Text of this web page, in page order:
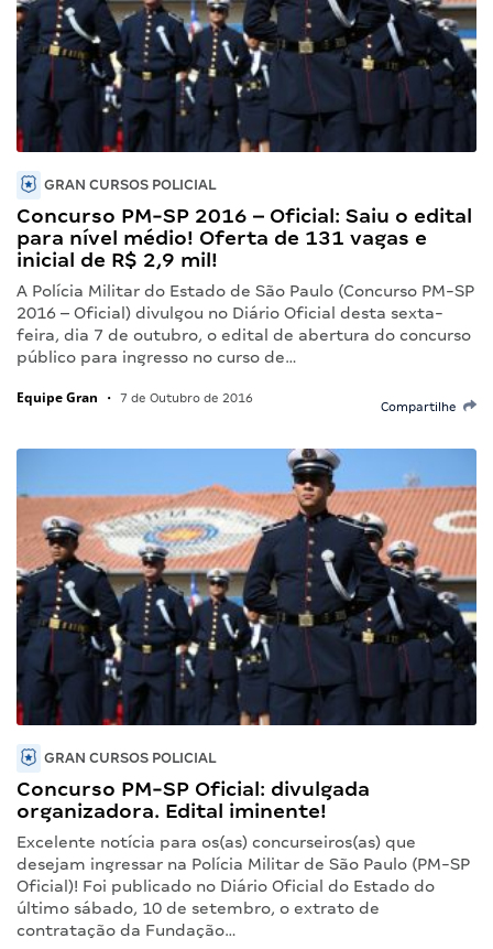
GRAN CURSOS POLICIAL
Concurso PM-SP 2016 – Oficial: Saiu o edital
para nível médio! Oferta de 131 vagas e
inicial de R$ 2,9 mil!
A Polícia Militar do Estado de São Paulo (Concurso PM-SP
2016 – Oficial) divulgou no Diário Oficial desta sexta-
feira, dia 7 de outubro, o edital de abertura do concurso
público para ingresso no curso de…
Equipe Gran • 7 de Outubro de 2016
Compartilhe
GRAN CURSOS POLICIAL
Concurso PM-SP Oficial: divulgada
organizadora. Edital iminente!
Excelente notícia para os(as) concurseiros(as) que
desejam ingressar na Polícia Militar de São Paulo (PM-SP
Oficial)! Foi publicado no Diário Oficial do Estado do
último sábado, 10 de setembro, o extrato de
contratação da Fundação…